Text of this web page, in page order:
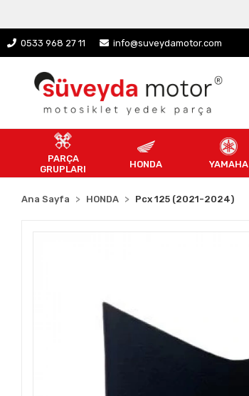
0533 968 27 11 info@suveydamotor.com
PARÇA
GRUPLARI
HONDA YAMAHA
Ana Sayfa HONDA Pcx 125 (2021-2024)